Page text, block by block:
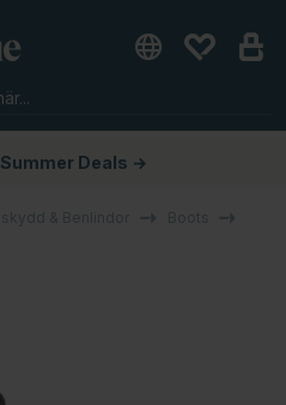
Summer Deals →